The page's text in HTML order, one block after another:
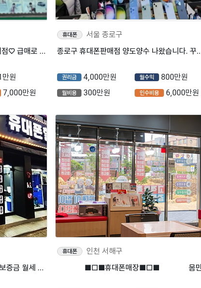
★송파구★ 초역세권 ♡휴대폰대리점♡ 급매로 거래 가능합니다.
만원
7,000만원
휴대폰
서울 종로구
종로구 휴대폰판매점 양도양수 나
권리금 4,000만원 월수익 800만원
월비용 300만원 인수비용 6,000만원
사거리 코너 휴대폰 판매점 저렴한 보증금 월세 타업종가능
휴대폰
인천 서해구